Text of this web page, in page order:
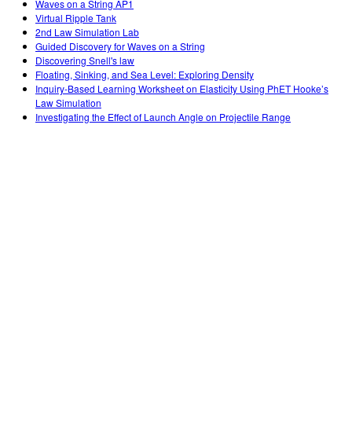
Waves on a String AP1
Virtual Ripple Tank
2nd Law Simulation Lab
Guided Discovery for Waves on a String
Discovering Snell's law
Floating, Sinking, and Sea Level: Exploring Density
Inquiry-Based Learning Worksheet on Elasticity Using PhET Hooke’s
Law Simulation
Investigating the Effect of Launch Angle on Projectile Range